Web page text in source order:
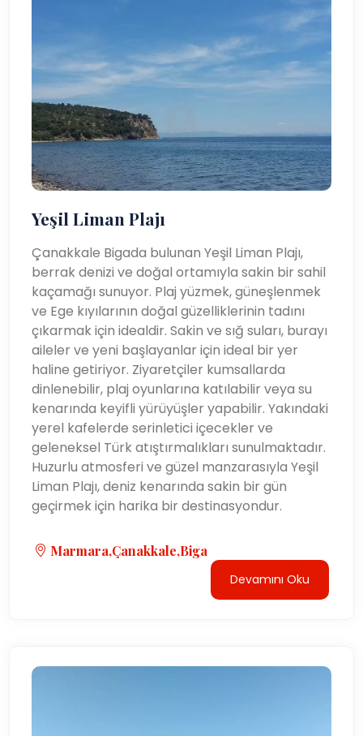
Yeşil Liman Plajı
Çanakkale Bigada bulunan Yeşil Liman Plajı,
berrak denizi ve doğal ortamıyla sakin bir sahil
kaçamağı sunuyor. Plaj yüzmek, güneşlenmek
ve Ege kıyılarının doğal güzelliklerinin tadını
çıkarmak için idealdir. Sakin ve sığ suları, burayı
aileler ve yeni başlayanlar için ideal bir yer
haline getiriyor. Ziyaretçiler kumsallarda
dinlenebilir, plaj oyunlarına katılabilir veya su
kenarında keyifli yürüyüşler yapabilir. Yakındaki
yerel kafelerde serinletici içecekler ve
geleneksel Türk atıştırmalıkları sunulmaktadır.
Huzurlu atmosferi ve güzel manzarasıyla Yeşil
Liman Plajı, deniz kenarında sakin bir gün
geçirmek için harika bir destinasyondur.
Marmara,Çanakkale,Biga
Devamını Oku